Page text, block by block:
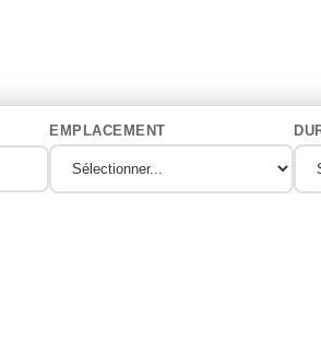
EMPLACEMENT